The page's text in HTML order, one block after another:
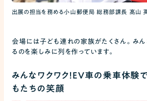
出展の担当を務める小山郵便局 総務部課長 髙山
会場には子ども連れの家族がたくさん。み
るのを楽しみに列を作っています。
みんなワクワク！EV車の乗車体験
もたちの笑顔